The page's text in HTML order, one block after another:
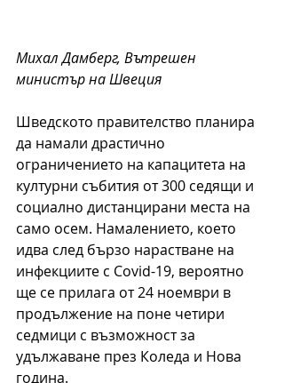
Михал Дамберг, Вътрешен
министър на Швеция
Шведското правителство планира
да намали драстично
ограничението на капацитета на
културни събития от 300 седящи и
социално дистанцирани места на
само осем. Намалението, което
идва след бързо нарастване на
инфекциите с Covid-19, вероятно
ще се прилага от 24 ноември в
продължение на поне четири
седмици с възможност за
удължаване през Коледа и Нова
година.